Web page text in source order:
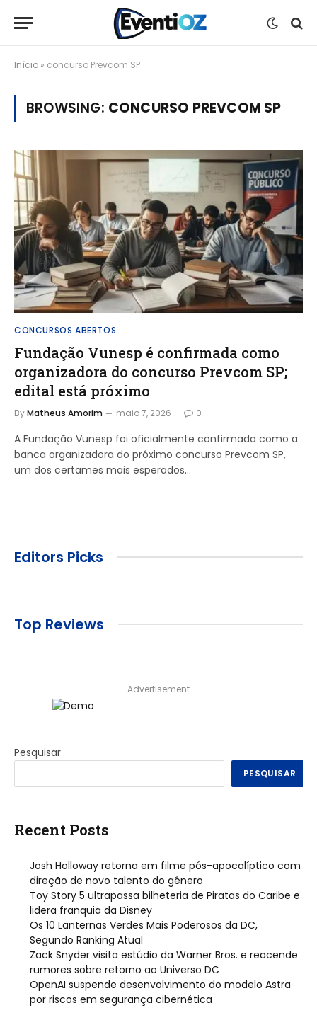
Início » concurso Prevcom SP
BROWSING: CONCURSO PREVCOM SP
CONCURSOS ABERTOS
Fundação Vunesp é confirmada como
organizadora do concurso Prevcom SP;
edital está próximo
ByMatheus Amorim maio 7, 2026 0
A Fundação Vunesp foi oficialmente confirmada como a
banca organizadora do próximo concurso Prevcom SP,
um dos certames mais esperados…
Editors Picks
Top Reviews
Advertisement
Pesquisar
PESQUISAR
Recent Posts
Josh Holloway retorna em filme pós-apocalíptico com
direção de novo talento do gênero
Toy Story 5 ultrapassa bilheteria de Piratas do Caribe e
lidera franquia da Disney
Os 10 Lanternas Verdes Mais Poderosos da DC,
Segundo Ranking Atual
Zack Snyder visita estúdio da Warner Bros. e reacende
rumores sobre retorno ao Universo DC
OpenAI suspende desenvolvimento do modelo Astra
por riscos em segurança cibernética